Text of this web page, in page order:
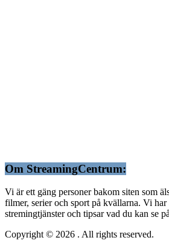
Om StreamingCentrum:
Vi är ett gäng personer bakom siten som
filmer, serier och sport på kvällarna. Vi har
stremingtjänster och tipsar vad du kan se
Copyright © 2026 . All rights reserved.